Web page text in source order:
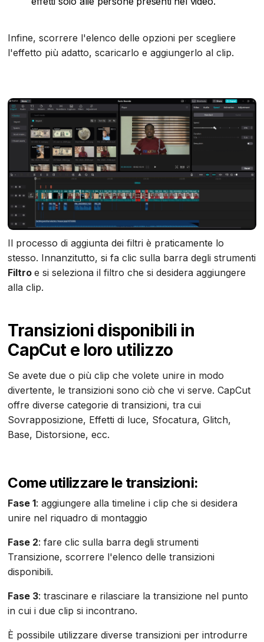
Infine, scorrere l'elenco delle opzioni per scegliere
l'effetto più adatto, scaricarlo e aggiungerlo al clip.
Il processo di aggiunta dei filtri è praticamente lo
stesso. Innanzitutto, si fa clic sulla barra degli strumenti
Filtroe si seleziona il filtro che si desidera aggiungere
alla clip.
Transizioni disponibili in
CapCut e loro utilizzo
Se avete due o più clip che volete unire in modo
divertente, le transizioni sono ciò che vi serve. CapCut
offre diverse categorie di transizioni, tra cui
Sovrapposizione, Effetti di luce, Sfocatura, Glitch,
Base, Distorsione, ecc.
Come utilizzare le transizioni:
Fase 1: aggiungere alla timeline i clip che si desidera
unire nel riquadro di montaggio
Fase 2: fare clic sulla barra degli strumenti
Transizione, scorrere l'elenco delle transizioni
disponibili.
Fase 3: trascinare e rilasciare la transizione nel punto
in cui i due clip si incontrano.
È possibile utilizzare diverse transizioni per introdurre